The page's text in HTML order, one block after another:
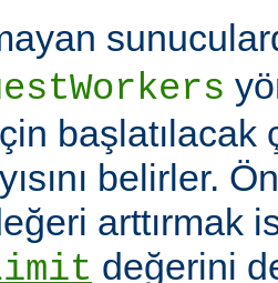
başlatılacak
belirler.
arttırmak
değerini